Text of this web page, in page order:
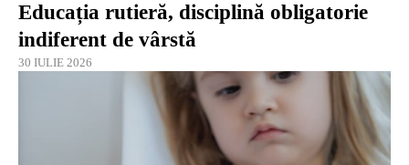
Educația rutieră, disciplină obligatorie
indiferent de vârstă
30 IULIE 2026